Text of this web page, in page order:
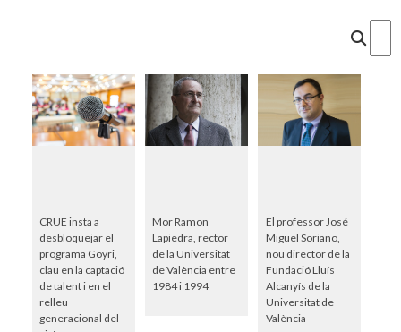
CRUE insta a
desbloquejar el
programa Goyri,
clau en la captació
de talent i en el
relleu
generacional del
Mor Ramon
Lapiedra, rector
de la Universitat
de València entre
1984 i 1994
El professor José
Miguel Soriano,
nou director de la
Fundació Lluís
Alcanyís de la
Universitat de
València